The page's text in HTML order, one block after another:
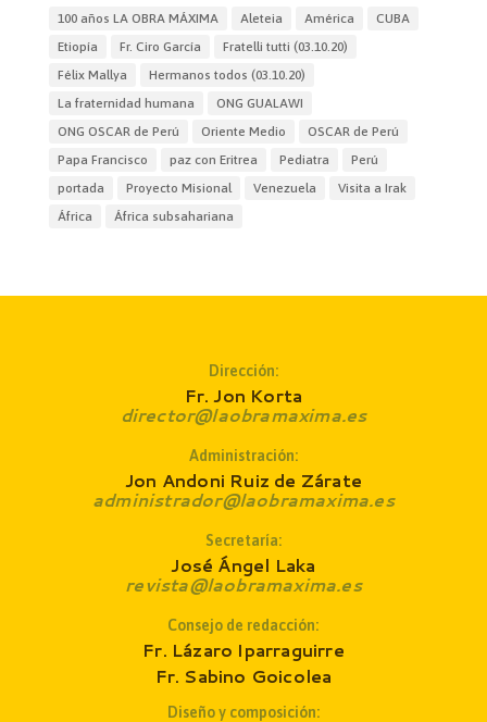
100 años LA OBRA MÁXIMA Aleteia América
CUBA
Etiopía
Fr. Ciro García
Fratelli tutti (03.10.20)
Félix Mallya
Hermanos todos (03.10.20)
La fraternidad humana
ONG GUALAWI
ONG OSCAR de Perú
Oriente Medio
OSCAR de Perú
Papa Francisco
paz con Eritrea Pediatra
Perú
portada
Proyecto Misional Venezuela
Visita a Irak
África
África subsahariana
Dirección:
Fr. Jon Korta
director@laobramaxima.es
Administración:
Jon Andoni Ruiz de Zárate
administrador@laobramaxima.es
Secretaría:
José Ángel Laka
revista@laobramaxima.es
Consejo de redacción:
Fr. Lázaro Iparraguirre
Fr. Sabino Goicolea
Diseño y composición: